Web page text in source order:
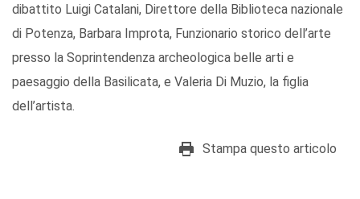
dibattito Luigi Catalani, Direttore della Biblioteca nazionale
di Potenza, Barbara Improta, Funzionario storico dell’arte
presso la Soprintendenza archeologica belle arti e
paesaggio della Basilicata, e Valeria Di Muzio, la figlia
dell’artista.
Stampa questo articolo